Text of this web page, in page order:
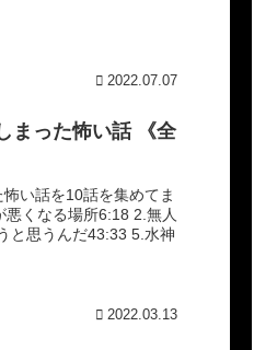
2022.07.07
まった怖い話 《全
い話を10話を集めてま
くなる場所6:18 2.無人
と思うんだ43:33 5.水神
2022.03.13